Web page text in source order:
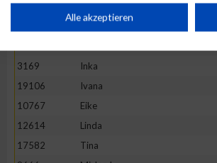
10325
Ano
Natalie
3169
Inka
19106
Ivana
10767
Eike
12614
Linda
17582
Tina
Speichern von oder Zugriff auf
Erstellung von Profilen für personalisierte
Verwendung von Profilen zur Auswahl
Alle akzeptieren